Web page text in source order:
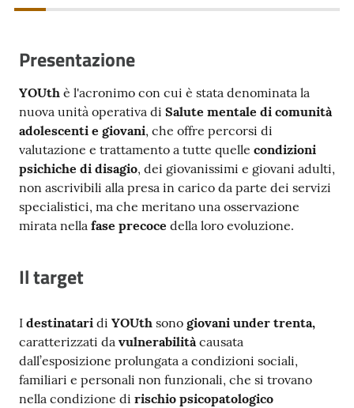
a
Piacenza
Costruiamo
Salute
Novità
Imprese
ed Enti
Presentazione
YOUth è l'acronimo con cui è stata denominata la
nuova unità operativa di Salute mentale di comunità
adolescenti e giovani, che offre percorsi di
valutazione e trattamento a tutte quelle condizioni
psichiche di disagio, dei giovanissimi e giovani adulti,
non ascrivibili alla presa in carico da parte dei servizi
specialistici, ma che meritano una osservazione
mirata nella fase precoce della loro evoluzione.
Il target
I destinatari di YOUth sono giovani under trenta,
caratterizzati da vulnerabilitàcausata
dall’esposizione prolungata a condizioni sociali,
familiari e personali non funzionali, che si trovano
nella condizione di rischio psicopatologico